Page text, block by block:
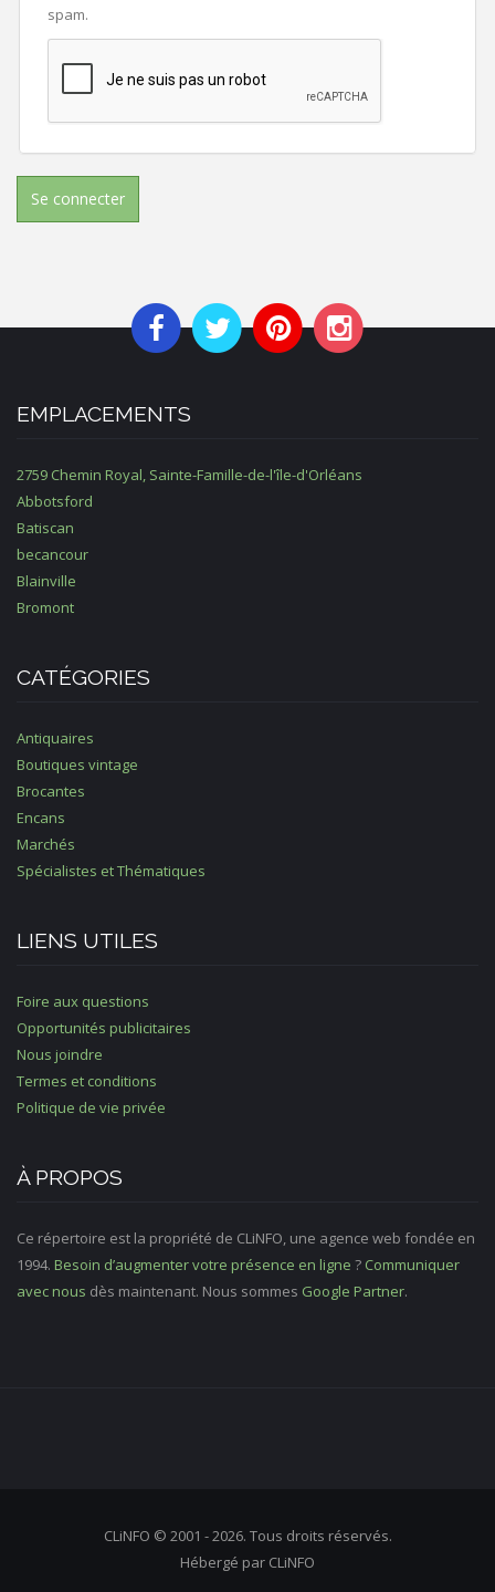
spam.
Se connecter
EMPLACEMENTS
2759 Chemin Royal, Sainte-Famille-de-l'île-d'Orléans
Abbotsford
Batiscan
becancour
Blainville
Bromont
CATÉGORIES
Antiquaires
Boutiques vintage
Brocantes
Encans
Marchés
Spécialistes et Thématiques
LIENS UTILES
Foire aux questions
Opportunités publicitaires
Nous joindre
Termes et conditions
Politique de vie privée
À PROPOS
Ce répertoire est la propriété de CLiNFO, une agence web fondée en
1994. Besoin d’augmenter votre présence en ligne ? Communiquer
avec nous dès maintenant. Nous sommes Google Partner.
CLiNFO © 2001 - 2026. Tous droits réservés.
Hébergé par CLiNFO